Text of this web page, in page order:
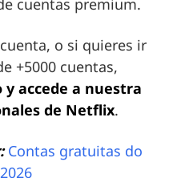
o si quieres ir
+5000 cuentas,
accede a nuestra
de Netflix.
Contas gratuitas do